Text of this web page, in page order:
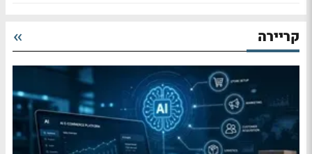
קריירה